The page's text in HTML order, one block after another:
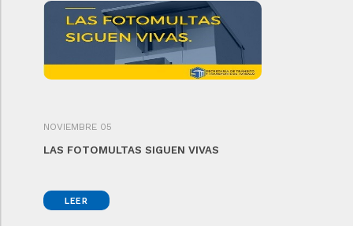
NOVIEMBRE 05
LAS FOTOMULTAS SIGUEN VIVAS
LEER